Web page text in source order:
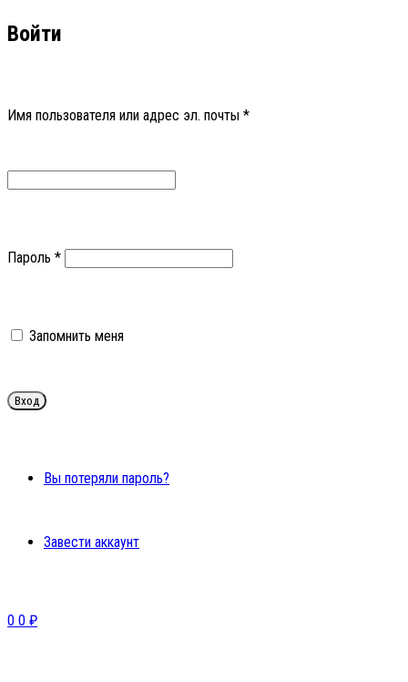
Войти
Имя пользователя или адрес эл. почты *
Пароль *
Запомнить меня
Вы потеряли пароль?
Завести аккаунт
0 0 ₽